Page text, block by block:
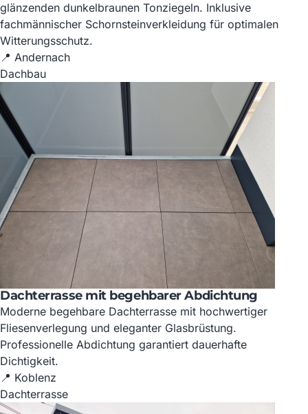
glänzenden dunkelbraunen Tonziegeln. Inklusive
fachmännischer Schornsteinverkleidung für optimalen
Witterungsschutz.
📍 Andernach
Dachbau
Dachterrasse mit begehbarer Abdichtung
Moderne begehbare Dachterrasse mit hochwertiger
Fliesenverlegung und eleganter Glasbrüstung.
Professionelle Abdichtung garantiert dauerhafte
Dichtigkeit.
📍 Koblenz
Dachterrasse